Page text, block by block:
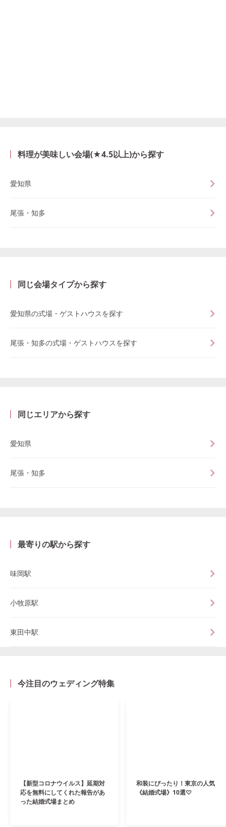
料理が美味しい会場(★4.5以上)から探す
愛知県
尾張・知多
同じ会場タイプから探す
愛知県の式場・ゲストハウスを探す
尾張・知多の式場・ゲストハウスを探す
同じエリアから探す
愛知県
尾張・知多
最寄りの駅から探す
味岡駅
小牧原駅
東田中駅
今注目のウェディング特集
【新型コロナウイルス】延期対
応を無料にしてくれた報告があ
った結婚式場まとめ
和装にぴったり！東京の人気
《結婚式場》10選♡